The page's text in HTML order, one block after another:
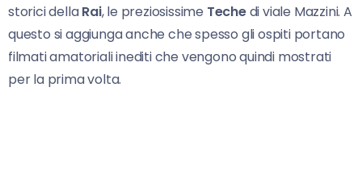
storici dellaRai, le preziosissime Techedi viale Mazzini. A
questo si aggiunga anche che spesso gli ospiti portano
filmati amatoriali inediti che vengono quindi mostrati
per la prima volta.